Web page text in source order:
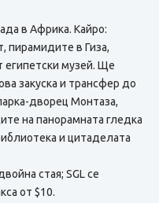
в Африка. Кайро:
пирамидите в Гиза,
египетски музей. Ще
закуска и трансфер до
дворец Монтаза,
на панорамната гледка
и цитаделата
стая; SGL се
от $10.